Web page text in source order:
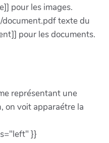
pour les images.
texte du
pour les documents.
représentant une
on voit apparaétre la
}}